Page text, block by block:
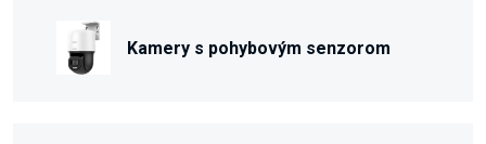
Kamery s pohybovým senzorom